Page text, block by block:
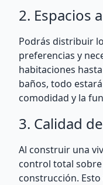
2. Espacios
Podrás distribuir
preferencias y
habitaciones
baños, todo
comodidad y la
3. Calidad
Al construir una
control total sobre
construcción.